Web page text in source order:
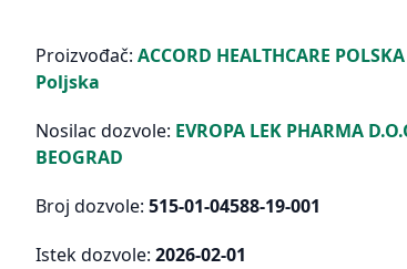
Proizvođač: ACCORD HEALTHCARE
Poljska
Nosilac dozvole: EVROPA LEK PHARMA
BEOGRAD
Broj dozvole: 515-01-04588-19-001
Istek dozvole: 2026-02-01